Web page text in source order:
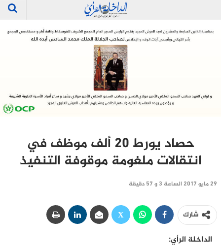
حصاد يورط 20 ألف موظف في
انتقالات ملغومة موقوفة التنفيذ
29 مايو 2017 الساعة 3 و 57 دقيقة
شارك
الداخلة الرأي: